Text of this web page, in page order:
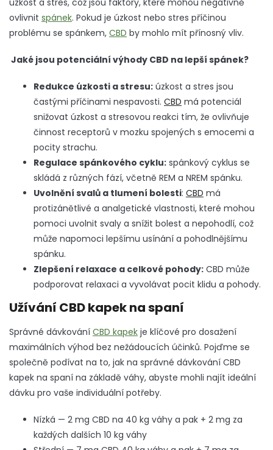
ovlivnit spánek. Pokud je úzkost nebo stres příčinou
problému se spánkem, CBD by mohlo mít přínosný vliv.
Jaké jsou potenciální výhody CBD na lepší spánek?
Redukce úzkosti a stresu: úzkost a stres jsou
častými příčinami nespavosti. CBD má potenciál
snižovat úzkost a stresovou reakci tím, že ovlivňuje
činnost receptorů v mozku spojených s emocemi a
pocity strachu.
Regulace spánkového cyklu: spánkový cyklus se
skládá z různých fází, včetně REM a NREM spánku.
Uvolnění svalů a tlumení bolesti: CBD má
protizánětlivé a analgetické vlastnosti, které mohou
pomoci uvolnit svaly a snížit bolest a nepohodlí, což
může napomoci lepšímu usínání a pohodlnějšímu
spánku.
Zlepšení relaxace a celkové pohody: CBD může
podporovat relaxaci a vyvolávat pocit klidu a pohody.
Užívání CBD kapek na spaní
Správné dávkování CBD kapek je klíčové pro dosažení
maximálních výhod bez nežádoucích účinků. Pojďme se
společně podívat na to, jak na správné dávkování CBD
kapek na spaní na základě váhy, abyste mohli najít ideální
dávku pro vaše individuální potřeby.
Nízká — 2 mg CBD na 40 kg váhy a pak + 2 mg za
každých dalších 10 kg váhy